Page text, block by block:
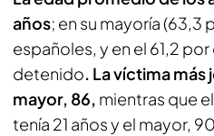
años; en su mayoría (63,3
españoles, y en el 61,2
detenido. La víctima más
mayor, 86, mientras que
tenía 21 años y el mayor,